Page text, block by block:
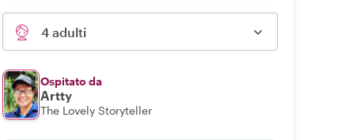
4 adulti
Ospitato da
Artty
The Lovely Storyteller